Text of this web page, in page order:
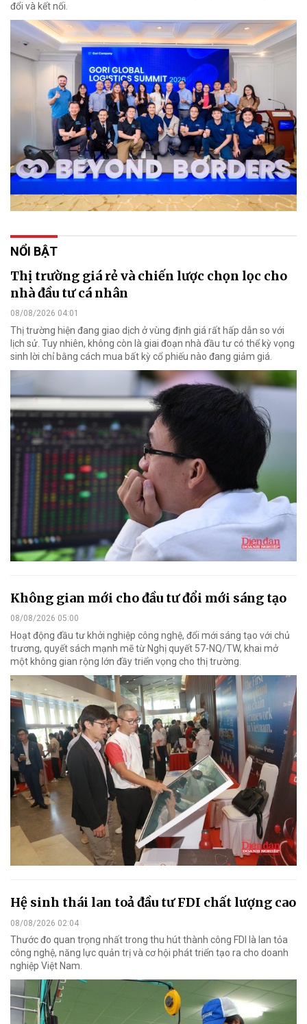
đổi và kết nối.
NỔI BẬT
Thị trường giá rẻ và chiến lược chọn lọc cho
nhà đầu tư cá nhân
08/08/2026 04:01
Thị trường hiện đang giao dịch ở vùng định giá rất hấp dẫn so với
lịch sử. Tuy nhiên, không còn là giai đoạn nhà đầu tư có thể kỳ vọng
sinh lời chỉ bằng cách mua bất kỳ cổ phiếu nào đang giảm giá.
Không gian mới cho đầu tư đổi mới sáng tạo
08/08/2026 05:00
Hoạt động đầu tư khởi nghiệp công nghệ, đổi mới sáng tạo với chủ
trương, quyết sách mạnh mẽ từ Nghị quyết 57-NQ/TW, khai mở
một không gian rộng lớn đầy triển vọng cho thị trường.
Hệ sinh thái lan toả đầu tư FDI chất lượng cao
08/08/2026 02:04
Thước đo quan trọng nhất trong thu hút thành công FDI là lan tỏa
công nghệ, năng lực quản trị và cơ hội phát triển tạo ra cho doanh
nghiệp Việt Nam.